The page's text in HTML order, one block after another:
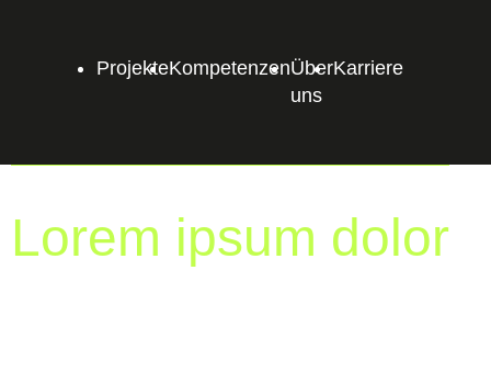
ProjekteKompetenzenÜber
uns
Karriere
Lorem ipsum dolor